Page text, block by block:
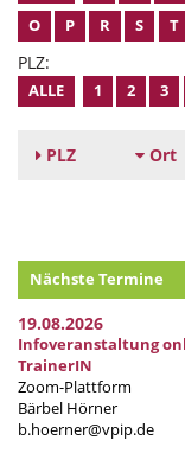
O
P R S T
PLZ:
ALLE 1 2 3
PLZ Ort
Nächste Termine
19.08.2026
Infoveranstaltung
TrainerIN
Zoom-Plattform
Bärbel Hörner
b.hoerner@vpip.de